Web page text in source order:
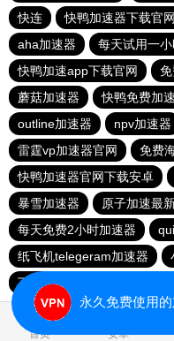
快连
快鸭加速器下载官
aha加速器
每天试用一
快鸭加速app下载官网
蘑菇加速器
快鸭免费加
outline加速器
npv加速器
雷霆vp加速器官网
免费
快鸭加速器官网下载安卓
暴雪加速器
原子加速最
每天免费2小时加速器
纸飞机telegeram加速器
下载npv加速器
首页 安卓
永久免费使用